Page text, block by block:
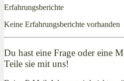
Erfahrungsberichte
Keine Erfahrungsberichte vorhanden
Du hast eine Frage oder eine
Teile sie mit uns!